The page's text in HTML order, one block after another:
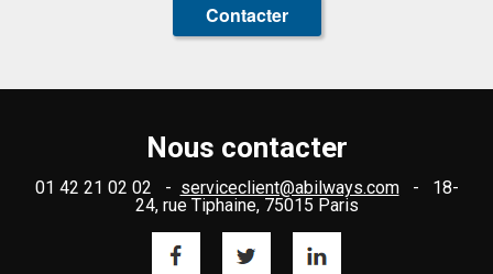
Contacter
Nous contacter
01 42 21 02 02 - serviceclient@abilways.com- 18-
24, rue Tiphaine, 75015 Paris